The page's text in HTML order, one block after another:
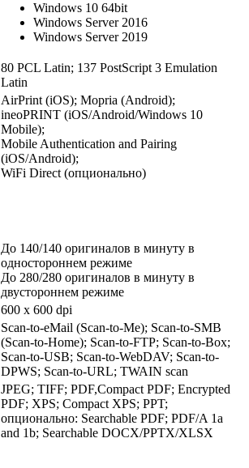
Windows 10 64bit
Windows Server 2016
Windows Server 2019
80 PCL Latin; 137 PostScript 3 Emulation
Latin
AirPrint (iOS); Mopria (Android);
ineoPRINT (iOS/Android/Windows 10
Mobile);
Mobile Authentication and Pairing
(iOS/Android);
WiFi Direct (опционально)
До 140/140 оригиналов в минуту в
одностороннем режиме
До 280/280 оригиналов в минуту в
двустороннем режиме
600 x 600 dpi
Scan-to-eMail (Scan-to-Me); Scan-to-SMB
(Scan-to-Home); Scan-to-FTP; Scan-to-Box;
Scan-to-USB; Scan-to-WebDAV; Scan-to-
DPWS; Scan-to-URL; TWAIN scan
JPEG; TIFF; PDF,Compact PDF; Encrypted
PDF; XPS; Compact XPS; PPT;
опционально: Searchable PDF; PDF/A 1a
and 1b; Searchable DOCX/PPTX/XLSX